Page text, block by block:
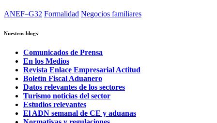
ANEF–G32 Formalidad Negocios familiares
Nuestros blogs
Comunicados de Prensa
En los Medios
Revista Enlace Empresarial Actitud
Boletín Fiscal Aduanero
Datos relevantes de los sectores
Turismo noticias del sector
Estudios relevantes
El ADN semanal de CE y aduanas